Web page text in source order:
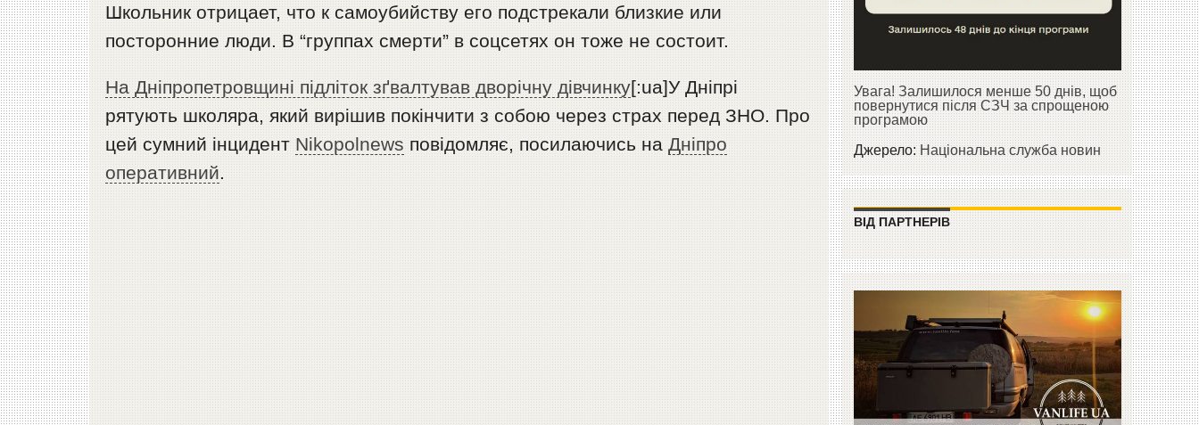
Школьник отрицает, что к самоубийству его подстрекали близкие или
посторонние люди. В “группах смерти” в соцсетях он тоже не состоит.
На Дніпропетровщині підліток зґвалтував дворічну дівчинку[:ua]У Дніпрі
рятують школяра, який вирішив покінчити з собою через страх перед ЗНО. Про
цей сумний інцидент Nikopolnews повідомляє, посилаючись наДніпро
оперативний.
Увага! Залишилося менше 50 днів, щоб
повернутися після СЗЧ за спрощеною
програмою
Джерело:Національна служба новин
ВІД ПАРТНЕРІВ